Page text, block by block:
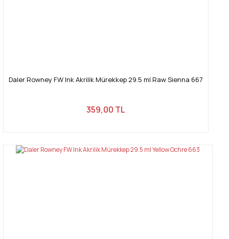
Daler Rowney FW Ink Akrilik Mürekkep 29.5 ml Raw Sienna 667
359,00 TL